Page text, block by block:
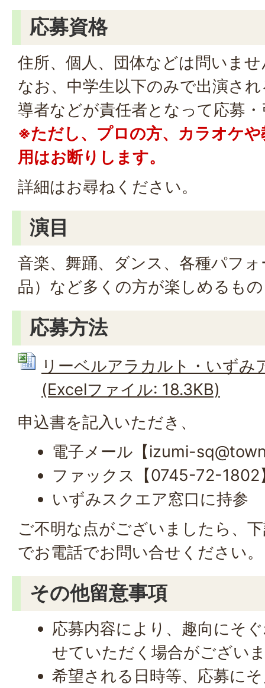
応募資格
住所、個人、団体などは問いま
なお、中学生以下のみで出演さ
導者などが責任者となって応募
※ただし、プロの方、カラオケ
用はお断りします。
詳細はお尋ねください。
演目
音楽、舞踊、ダンス、各種パフ
品）など多くの方が楽しめるもの
応募方法
リーベルアラカルト・いずみ
(Excelファイル: 18.3KB)
申込書を記入いただき、
電子メール【izumi-
ファックス【0745-72-1802
いずみスクエア窓口に持参
ご不明な点がございましたら、
でお電話でお問い合せください。
その他留意事項
応募内容により、趣向にそ
せていただく場合がござい
希望される日時等、応募に